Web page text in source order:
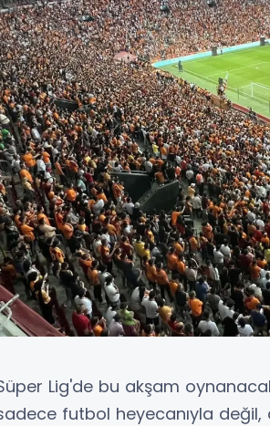
Lig'de bu akşam
futbol heyecanıyla değil,